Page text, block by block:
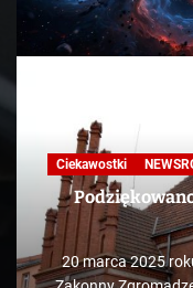
Ciekawostki
20 marca 2025